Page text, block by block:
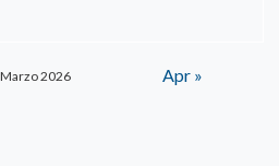
Marzo 2026 Apr »